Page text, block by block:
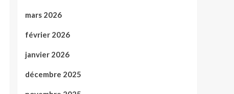
mars 2026
février 2026
janvier 2026
décembre 2025